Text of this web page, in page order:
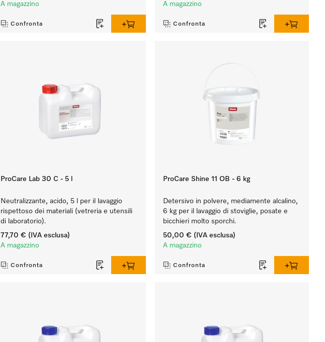
A magazzino
Confronta
A magazzino
Confronta
ProCare Lab 30 C - 5 l
Neutralizzante, acido, 5 l per il lavaggio
rispettoso dei materiali (vetreria e utensili
di laboratorio).
77,70 € (IVA esclusa)
A magazzino
Confronta
ProCare Shine 11 OB - 6 kg
Detersivo in polvere, mediamente alcalino,
6 kg per il lavaggio di stoviglie, posate e
bicchieri molto sporchi.
50,00 € (IVA esclusa)
A magazzino
Confronta